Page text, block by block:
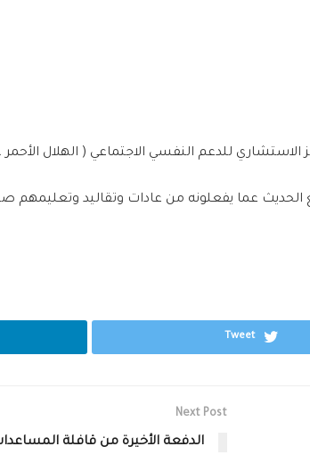
الاستشاري‬ للدعم النفسي الاجتماعي ( الهلال الأحمر‬،
عما يفعلونه من عادات وتقاليد وتعليمهم
Tweet
Next Post
الدفعة الأخيرة من قافلة